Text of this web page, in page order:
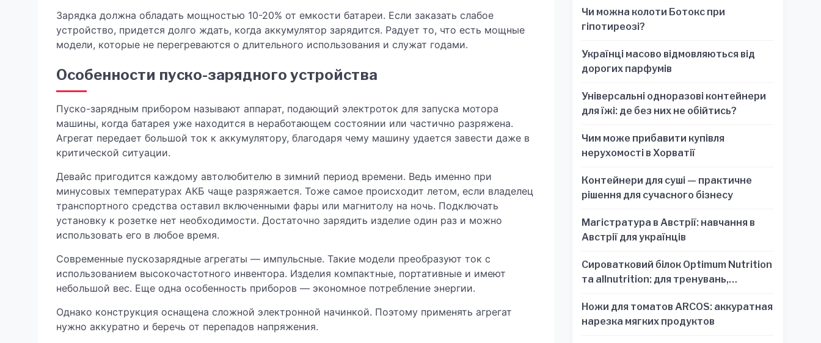
Зарядка должна обладать мощностью 10-20% от емкости батареи. Если заказать слабое
устройство, придется долго ждать, когда аккумулятор зарядится. Радует то, что есть мощные
модели, которые не перегреваются о длительного использования и служат годами.
Особенности пуско-зарядного устройства
Пуско-зарядным прибором называют аппарат, подающий электроток для запуска мотора
машины, когда батарея уже находится в неработающем состоянии или частично разряжена.
Агрегат передает большой ток к аккумулятору, благодаря чему машину удается завести даже в
критической ситуации.
Девайс пригодится каждому автолюбителю в зимний период времени. Ведь именно при
минусовых температурах АКБ чаще разряжается. Тоже самое происходит летом, если владелец
транспортного средства оставил включенными фары или магнитолу на ночь. Подключать
установку к розетке нет необходимости. Достаточно зарядить изделие один раз и можно
использовать его в любое время.
Современные пускозарядные агрегаты — импульсные. Такие модели преобразуют ток с
использованием высокочастотного инвентора. Изделия компактные, портативные и имеют
небольшой вес. Еще одна особенность приборов — экономное потребление энергии.
Однако конструкция оснащена сложной электронной начинкой. Поэтому применять агрегат
нужно аккуратно и беречь от перепадов напряжения.
решений
Чи можна колоти Ботокс при
гіпотиреозі?
Українці масово відмовляються від
дорогих парфумів
Універсальні одноразові контейнери
для їжі: де без них не обійтись?
Чим може прибавити купівля
нерухомості в Хорватії
Контейнери для суші — практичне
рішення для сучасного бізнесу
Магістратура в Австрії: навчання в
Австрії для українців
Сироватковий білок Optimum Nutrition
та allnutrition: для тренувань,
Ножи для томатов ARCOS: аккуратная
нарезка мягких продуктов